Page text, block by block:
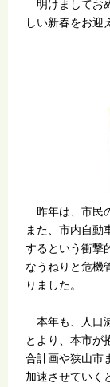
明けましてお
しい新春をお迎
昨年は、市民
また、市内自動
するという衝撃
なうねりと危機
りました。
本年も、人口
とより、本市が
合計画や狭山市
加速させていく